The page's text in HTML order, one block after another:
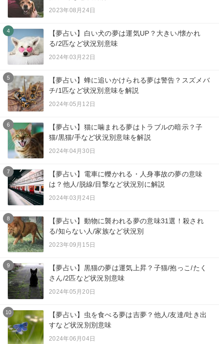
2023年08月24日
4
【夢占い】白い犬の夢は運気UP？大きい/懐かれ
る/2匹など状況別意味
2024年03月22日
5
【夢占い】蜂に追いかけられる夢は警告？スズメバ
チ/1匹など状況別意味を解説
2024年05月12日
6
【夢占い】猫に噛まれる夢はトラブルの暗示？子
猫/黒猫/手など状況別意味を解説
2024年04月30日
7
【夢占い】電車に轢かれる・人身事故の夢の意味
は？他人/脱線/目撃など状況別に解説
2024年03月24日
8
【夢占い】動物に襲われる夢の意味31選！殺され
る/知らない人/家族など状況別
2023年09月15日
9
【夢占い】黒猫の夢は運気上昇？子猫/抱っこ/たく
さん/2匹など状況別意味
2024年05月20日
10
【夢占い】虫を食べる夢は吉夢？他人/友達/吐き出
すなど状況別別意味
2024年06月04日